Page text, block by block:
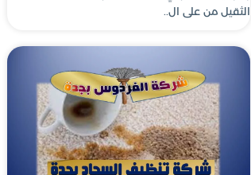
الثقيل من على ال..